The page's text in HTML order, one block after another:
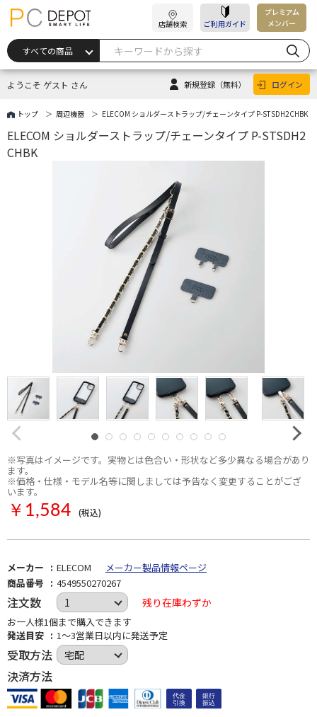
店舗検索 ご利用ガイド
プレミアム
メンバー
ようこそ ゲスト さん 新規登録 （無料） ログイン
トップ 周辺機器 ELECOM ショルダーストラップ/チェーンタイプ P-STSDH2CHBK
※写真はイメージです。実物とは色合い・形状など多少異なる場合があり
ます。
※価格・仕様・モデル名等に関しましては予告なく変更することがござ
います。
ELECOM ショルダーストラップ/チェーンタイプ P-STSDH2
CHBK
￥1,584 (税込)
メーカー ELECOM
メーカー製品情報ページ
商品番号
4549550270267
注文数 残り在庫わずか
お一人様1個まで購入できます
発送目安
1～3営業日以内に発送予定
受取方法
決済方法